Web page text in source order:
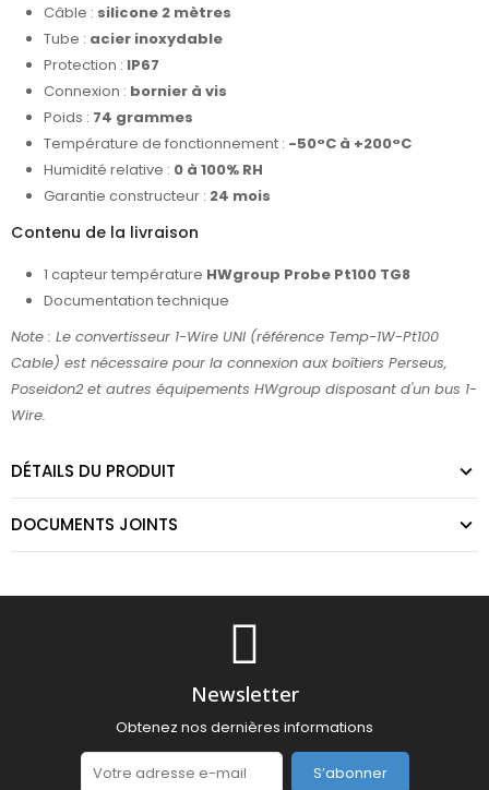
Câble : silicone 2 mètres
Tube : acier inoxydable
Protection : IP67
Connexion : bornier à vis
Poids : 74 grammes
Température de fonctionnement : -50°C à +200°C
Humidité relative : 0 à 100% RH
Garantie constructeur : 24 mois
Contenu de la livraison
1 capteur température HWgroup Probe Pt100 TG8
Documentation technique
Note : Le convertisseur 1-Wire UNI (référence Temp-1W-Pt100
Cable) est nécessaire pour la connexion aux boîtiers Perseus,
Poseidon2 et autres équipements HWgroup disposant d'un bus 1-
Wire.
DÉTAILS DU PRODUIT
DOCUMENTS JOINTS
Newsletter
Obtenez nos dernières informations
S’abonner